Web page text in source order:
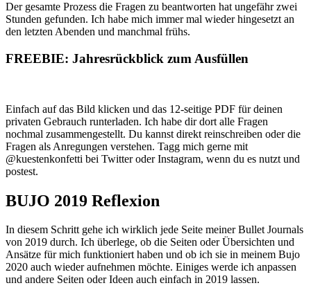
Der gesamte Prozess die Fragen zu beantworten hat ungefähr zwei
Stunden gefunden. Ich habe mich immer mal wieder hingesetzt an
den letzten Abenden und manchmal frühs.
FREEBIE: Jahresrückblick zum Ausfüllen
Einfach auf das Bild klicken und das 12-seitige PDF für deinen
privaten Gebrauch runterladen. Ich habe dir dort alle Fragen
nochmal zusammengestellt. Du kannst direkt reinschreiben oder die
Fragen als Anregungen verstehen. Tagg mich gerne mit
@kuestenkonfetti bei Twitter oder Instagram, wenn du es nutzt und
postest.
BUJO 2019 Reflexion
In diesem Schritt gehe ich wirklich jede Seite meiner Bullet Journals
von 2019 durch. Ich überlege, ob die Seiten oder Übersichten und
Ansätze für mich funktioniert haben und ob ich sie in meinem Bujo
2020 auch wieder aufnehmen möchte. Einiges werde ich anpassen
und andere Seiten oder Ideen auch einfach in 2019 lassen.